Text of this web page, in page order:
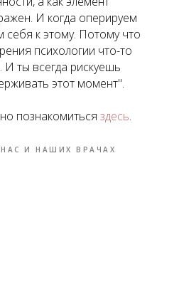
И когда оперируем
себя к этому. Потому что
психологии что-то
И ты всегда рискуешь
этот момент".
познакомиться здесь.
И НАШИХ ВРАЧАХ